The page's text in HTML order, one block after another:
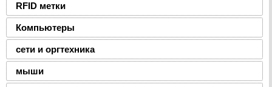
RFID метки
Компьютеры
сети и оргтехника
мыши